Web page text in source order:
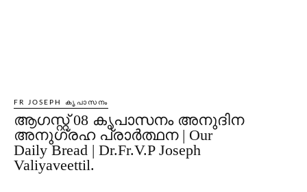
FR JOSEPH കൃപാസനം
ആഗസ്റ്റ് 08 കൃപാസനം അനുദിന
അനുഗ്രഹ പ്രാർത്ഥന | Our
Daily Bread | Dr.Fr.V.P Joseph
Valiyaveettil.